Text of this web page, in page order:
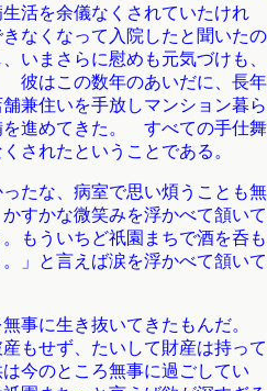
活を余儀なくされていたけれ
なくなって入院したと聞いたの
いまさらに慰めも元気づけも、
彼はこの数年のあいだに、長年
兼住いを手放しマンション暮ら
を進めてきた。 すべての手仕舞
されたということである。
ったな、病室で思い煩うことも無
すかな微笑みを浮かべて頷いて
もういちど祇園まちで酒を呑も
」と言えば涙を浮かべて頷いて
無事に生き抜いてきたもんだ。
もせず、たいして財産は持って
今のところ無事に過ごしてい